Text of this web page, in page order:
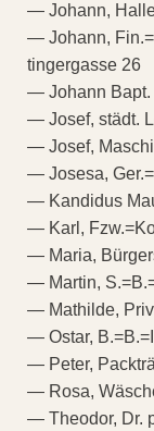
— Johann,
— Johann,
tingergasse 26
— Johann Bapt.
— Josef, städt.
— Josef,
— Josesa,
— Kandidus
— Karl,
— Maria,
— Martin,
— Mathilde,
— Ostar,
— Peter,
— Rosa,
— Theodor, Dr.